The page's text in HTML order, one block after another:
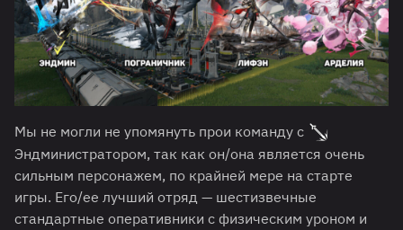
Мы не могли не упомянуть прои команду с
Эндминистратором, так как он/она является очень
сильным персонажем, по крайней мере на старте
игры. Его/ее лучший отряд — шестизвечные
стандартные оперативники с физическим уроном и